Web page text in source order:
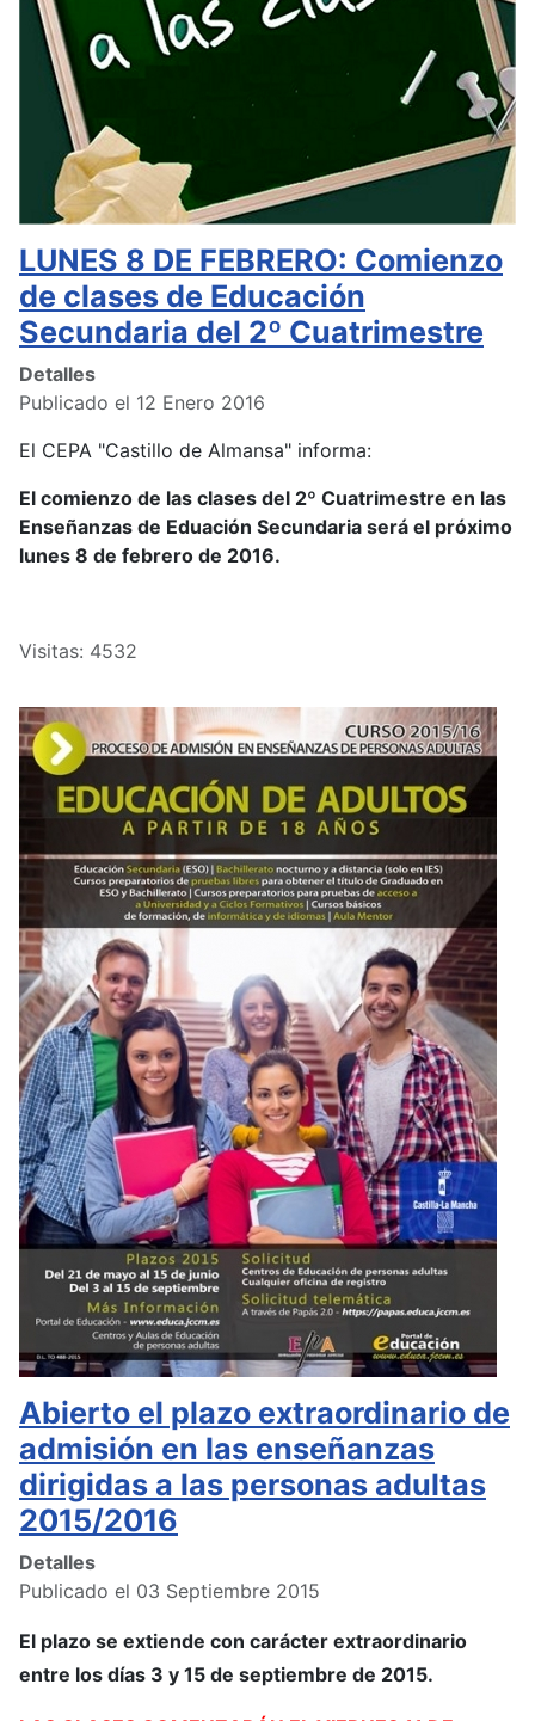
LUNES 8 DE FEBRERO: Comienzo
de clases de Educación
Secundaria del 2º Cuatrimestre
Detalles
Publicado el 12 Enero 2016
El CEPA "Castillo de Almansa" informa:
El comienzo de las clases del 2º Cuatrimestre en las
Enseñanzas de Eduación Secundaria será el próximo
lunes 8 de febrero de 2016.
Visitas: 4532
Abierto el plazo extraordinario de
admisión en las enseñanzas
dirigidas a las personas adultas
2015/2016
Detalles
Publicado el 03 Septiembre 2015
El plazo se extiende con carácter extraordinario
entre los días 3 y 15 de septiembre de 2015.